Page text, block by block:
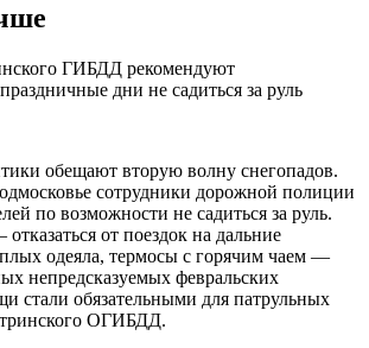
ГИБДД рекомендуют
дни не садиться за руль
обещают вторую волну снегопадов.
сотрудники дорожной полиции
по возможности не садиться за руль.
от поездок на дальние
одеяла, термосы с горячим чаем —
непредсказуемых февральских
стали обязательными для патрульных
ОГИБДД.